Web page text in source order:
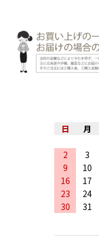
日
月
2
3
9
10
16
17
23
24
30
31